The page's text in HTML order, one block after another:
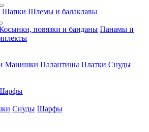
Шапки Шлемы и балаклавы
повязки и банданы Панамы и
Манишки Палантины Платки Снуды
Снуды Шарфы